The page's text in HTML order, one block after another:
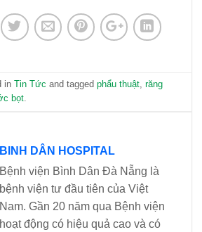
inTin Tức and taggedphẩu thuật,răng
bọt.
BINH DÂN HOSPITAL
Bệnh viện Bình Dân Đà Nẵng là
bệnh viện tư đầu tiên của Việt
Nam. Gần 20 năm qua Bệnh viện
hoạt động có hiệu quả cao và có